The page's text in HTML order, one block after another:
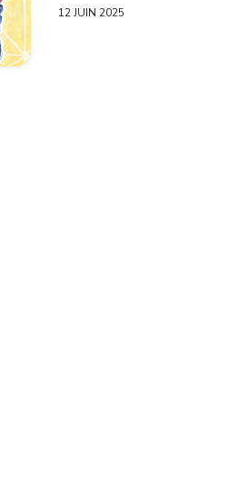
12 JUIN 2025